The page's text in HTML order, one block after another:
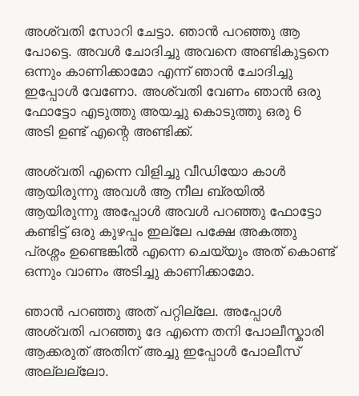
അശ്വതി സോറി ചേട്ടാ. ഞാൻ പറഞ്ഞു ആ
പോട്ടെ. അവൾ ചോദിച്ചു അവനെ അണ്ടികുട്ടനെ
ഒന്നും കാണിക്കാമോ എന്ന് ഞാൻ ചോദിച്ചു
ഇപ്പോൾ വേണോ. അശ്വതി വേണം ഞാൻ ഒരു
ഫോട്ടോ എടുത്തു അയച്ചു കൊടുത്തു ഒരു 6
അടി ഉണ്ട് എന്റെ അണ്ടിക്ക്.
അശ്വതി എന്നെ വിളിച്ചു വീഡിയോ കാൾ
ആയിരുന്നു അവൾ ആ നീല ബ്രയിൽ
ആയിരുന്നു അപ്പോൾ അവൾ പറഞ്ഞു ഫോട്ടോ
കണ്ടിട്ട് ഒരു കുഴപ്പം ഇല്ലേ പക്ഷേ അകത്തു
പ്രശ്നം ഉണ്ടെങ്കിൽ എന്നെ ചെയ്യും അത് കൊണ്ട്
ഒന്നും വാണം അടിച്ചു കാണിക്കാമോ.
ഞാൻ പറഞ്ഞു അത് പറ്റില്ലേ. അപ്പോൾ
അശ്വതി പറഞ്ഞു ദേ എന്നെ തനി പോലീസ്കാരി
ആക്കരുത് അതിന് അച്ചു ഇപ്പോൾ പോലീസ്
അല്ലല്ലോ.